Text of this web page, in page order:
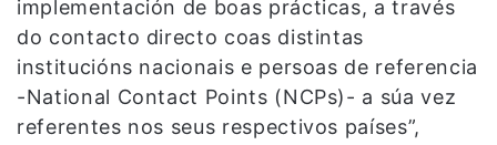
implementación de boas prácticas, a través
do contacto directo coas distintas
institucións nacionais e persoas de referencia
-National Contact Points (NCPs)- a súa vez
referentes nos seus respectivos países”,